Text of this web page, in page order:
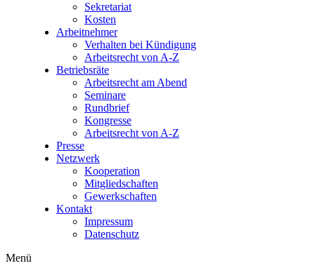
Sekretariat
Kosten
Arbeitnehmer
Verhalten bei Kündigung
Arbeitsrecht von A-Z
Betriebsräte
Arbeitsrecht am Abend
Seminare
Rundbrief
Kongresse
Arbeitsrecht von A-Z
Presse
Netzwerk
Kooperation
Mitgliedschaften
Gewerkschaften
Kontakt
Impressum
Datenschutz
Menü